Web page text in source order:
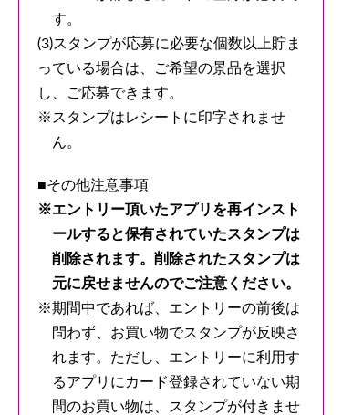
す。
(3)スタンプが応募に必要な個数以上貯ま
っている場合は、ご希望の景品を選択
し、ご応募できます。
スタンプはレシートに印字されませ
ん。
■その他注意事項
エントリー頂いたアプリを再インスト
ールすると保有されていたスタンプは
削除されます。削除されたスタンプは
元に戻せませんのでご注意ください。
期間中であれば、エントリーの前後は
問わず、お買い物でスタンプが反映さ
れます。ただし、エントリーに利用す
るアプリにカード登録されていない期
間のお買い物は、スタンプが付きませ